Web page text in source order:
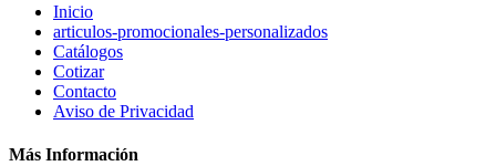
Inicio
articulos-promocionales-personalizados
Catálogos
Cotizar
Contacto
Aviso de Privacidad
Más Información